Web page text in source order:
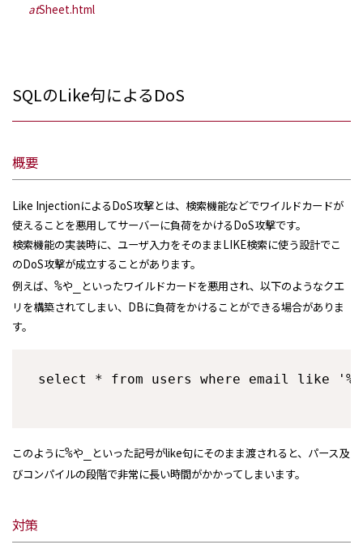
atSheet.html
SQLのLike句によるDoS
概要
Like InjectionによるDoS攻撃とは、検索機能などでワイルドカードが
使えることを悪用してサーバーに負荷をかけるDoS攻撃です。
検索機能の実装時に、ユーザ入力をそのままLIKE検索に使う設計でこ
のDoS攻撃が成立することがあります。
例えば、 %や
といったワイルドカードを悪用され、以下のようなクエ
リを構築されてしまい、DBに負荷をかけることができる場合がありま
す。
このように%や
といった記号がlike句にそのまま渡されると、パース及
びコンパイルの段階で非常に長い時間がかかってしまいます。
対策